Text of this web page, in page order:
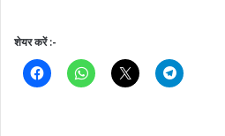
शेयर करें :-